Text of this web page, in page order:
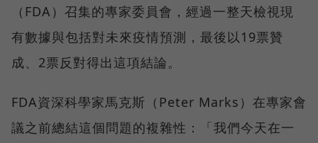
（FDA）召集的專家委員會，經過一整天檢視現
有數據與包括對未來疫情預測，最後以19票贊
成、2票反對得出這項結論。
FDA資深科學家馬克斯（Peter Marks）在專家會
議之前總結這個問題的複雜性：「我們今天在一